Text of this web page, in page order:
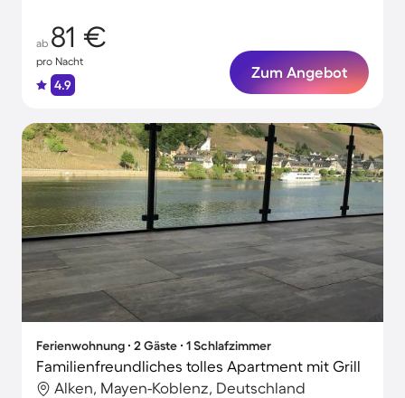
ab 81 €
pro Nacht
4.9
Zum Angebot
Ferienwohnung ∙ 2 Gäste ∙ 1 Schlafzimmer
Familienfreundliches tolles Apartment mit Grill
Alken, Mayen-Koblenz, Deutschland